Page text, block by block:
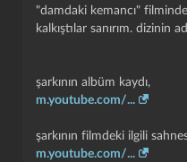
"damdaki kemancı"
kalkıştılar sanırım. dizinin
şarkının albüm kaydı,
m.youtube.com/...
şarkının filmdeki ilgili
m.youtube.com/...